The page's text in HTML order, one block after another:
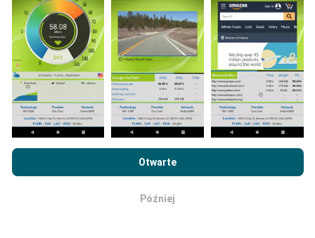
bezpośrednio w terenie. Jeśli chcesz się
zaangażować, wystarczy pobrać aplikację nPerf na
smartfona. Im więcej danych, tym bardziej dokładne
będą mapy!
Jak przeprowadzane są aktualizacje?
aktualizowane przez bota. Mapy prędkości są
Otwarte
Później
Politykę prywatności i plików cookie
licencyjną użytkownika końcowegotestu nPerf.
OK